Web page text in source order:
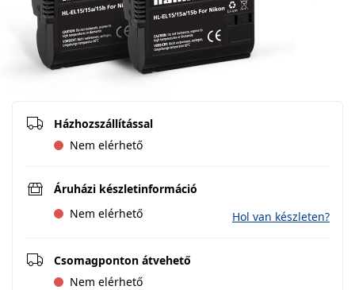
Házhozszállítással
Nem elérhető
Áruházi készletinformáció
Nem elérhető
Hol van készleten?
Csomagponton átvehető
Nem elérhető